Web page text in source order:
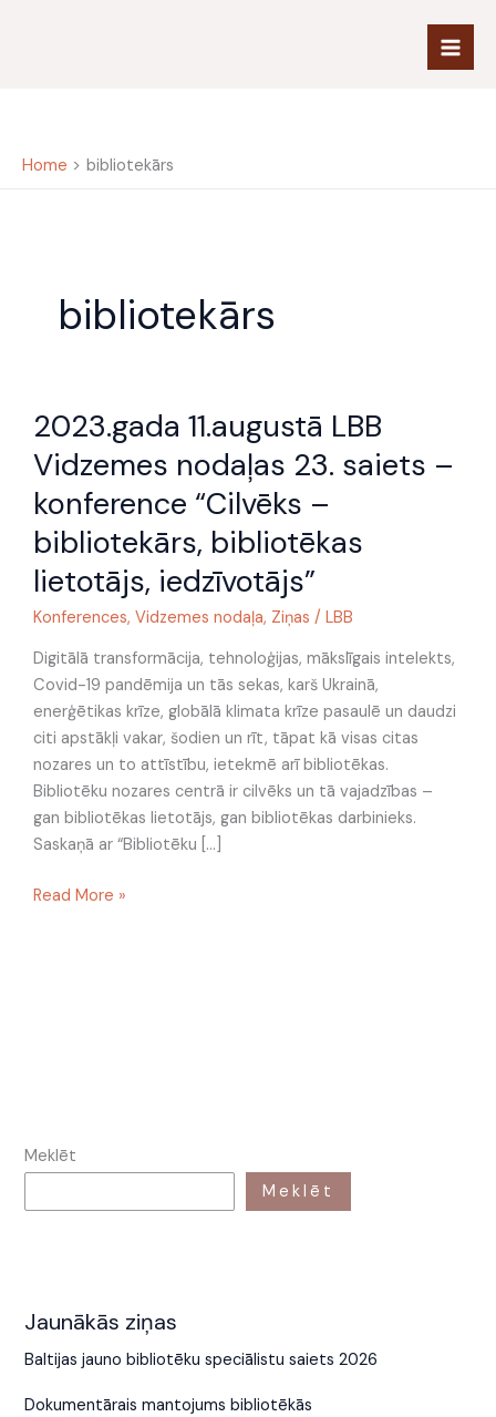
Home bibliotekārs
bibliotekārs
2023.gada 11.augustā LBB
Vidzemes nodaļas 23. saiets –
konference “Cilvēks –
bibliotekārs, bibliotēkas
lietotājs, iedzīvotājs”
Konferences, Vidzemes nodaļa, Ziņas / LBB
Digitālā transformācija, tehnoloģijas, mākslīgais intelekts,
Covid-19 pandēmija un tās sekas, karš Ukrainā,
enerģētikas krīze, globālā klimata krīze pasaulē un daudzi
citi apstākļi vakar, šodien un rīt, tāpat kā visas citas
nozares un to attīstību, ietekmē arī bibliotēkas.
Bibliotēku nozares centrā ir cilvēks un tā vajadzības –
gan bibliotēkas lietotājs, gan bibliotēkas darbinieks.
Saskaņā ar “Bibliotēku […]
11.augustā
Vidzemes
nodaļas
23.
saiets
–
konference
–
bibliotekārs,
bibliotēkas
lietotājs,
iedzīvotājs”
Read More »
Meklēt
Meklēt
Jaunākās ziņas
Baltijas jauno bibliotēku speciālistu saiets 2026
Dokumentārais mantojums bibliotēkās